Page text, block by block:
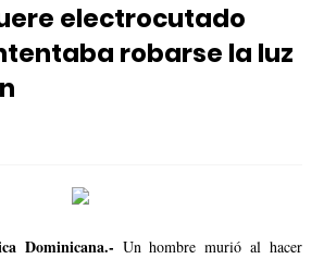
electrocutado
robarse la luz
Dominicana.- Un hombre murió al hacer